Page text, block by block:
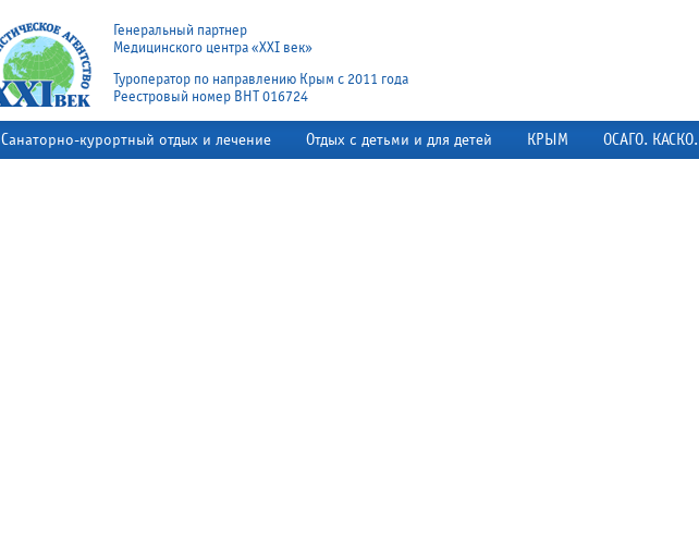
Генеральный партнер
Медицинского центра «XXI век»
Туроператор по направлению Крым с 2011 года
Реестровый номер ВНТ 016724
Санаторно-курортный отдых и лечение Отдых с детьми и для детей КРЫМ ОСАГО.